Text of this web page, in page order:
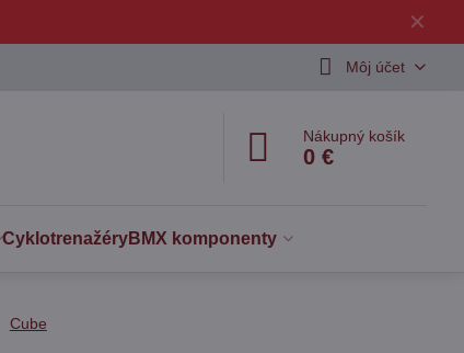
✕
Môj účet
Nákupný košík
0 €
CyklotrenažéryBMX komponenty
Cube